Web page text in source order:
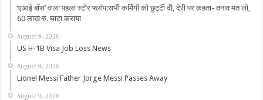
‘एआई बॉस’ वाला पहला स्टोर फ्लॉप:सभी कर्मियों को छुट्टी दी, देरी पर कहता- तनाव मत लो,
60 लाख रु. घाटा कराया
August 9, 2026
US H-1B Visa Job Loss News
August 9, 2026
Lionel Messi Father Jorge Messi Passes Away
August 9, 2026